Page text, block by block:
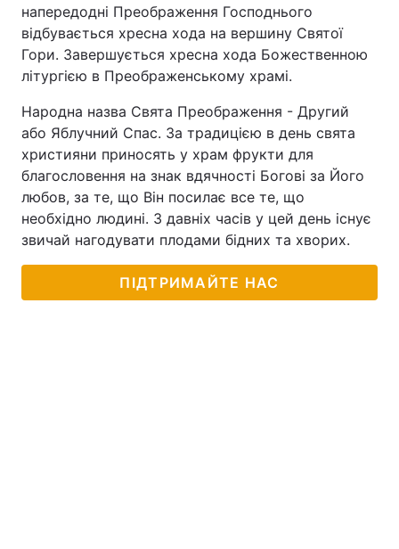
напередодні Преображення Господнього
відбувається хресна хода на вершину Святої
Гори. Завершується хресна хода Божественною
літургією в Преображенському храмі.
Народна назва Свята Преображення - Другий
або Яблучний Спас. За традицією в день свята
християни приносять у храм фрукти для
благословення на знак вдячності Богові за Його
любов, за те, що Він посилає все те, що
необхідно людині. З давніх часів у цей день існує
звичай нагодувати плодами бідних та хворих.
ПІДТРИМАЙТЕ НАС